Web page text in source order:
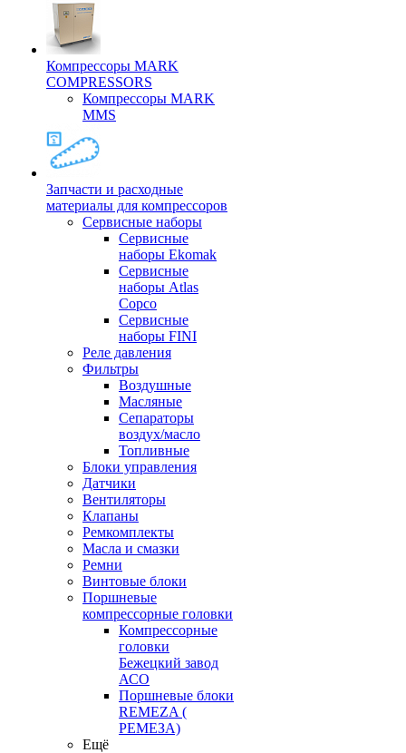
Компрессоры MARK
COMPRESSORS
Компрессоры MARK
MMS
Запчасти и расходные
материалы для компрессоров
Cервисные наборы
Сервисные
наборы Ekomak
Cервисные
наборы Atlas
Copco
Сервисные
наборы FINI
Реле давления
Фильтры
Воздушные
Масляные
Сепараторы
воздух/масло
Топливные
Блоки управления
Датчики
Вентиляторы
Клапаны
Ремкомплекты
Масла и смазки
Ремни
Винтовые блоки
Поршневые
компрессорные головки
Компрессорные
головки
Бежецкий завод
АСО
Поршневые блоки
REMEZA (
РЕМЕЗА)
Ещё